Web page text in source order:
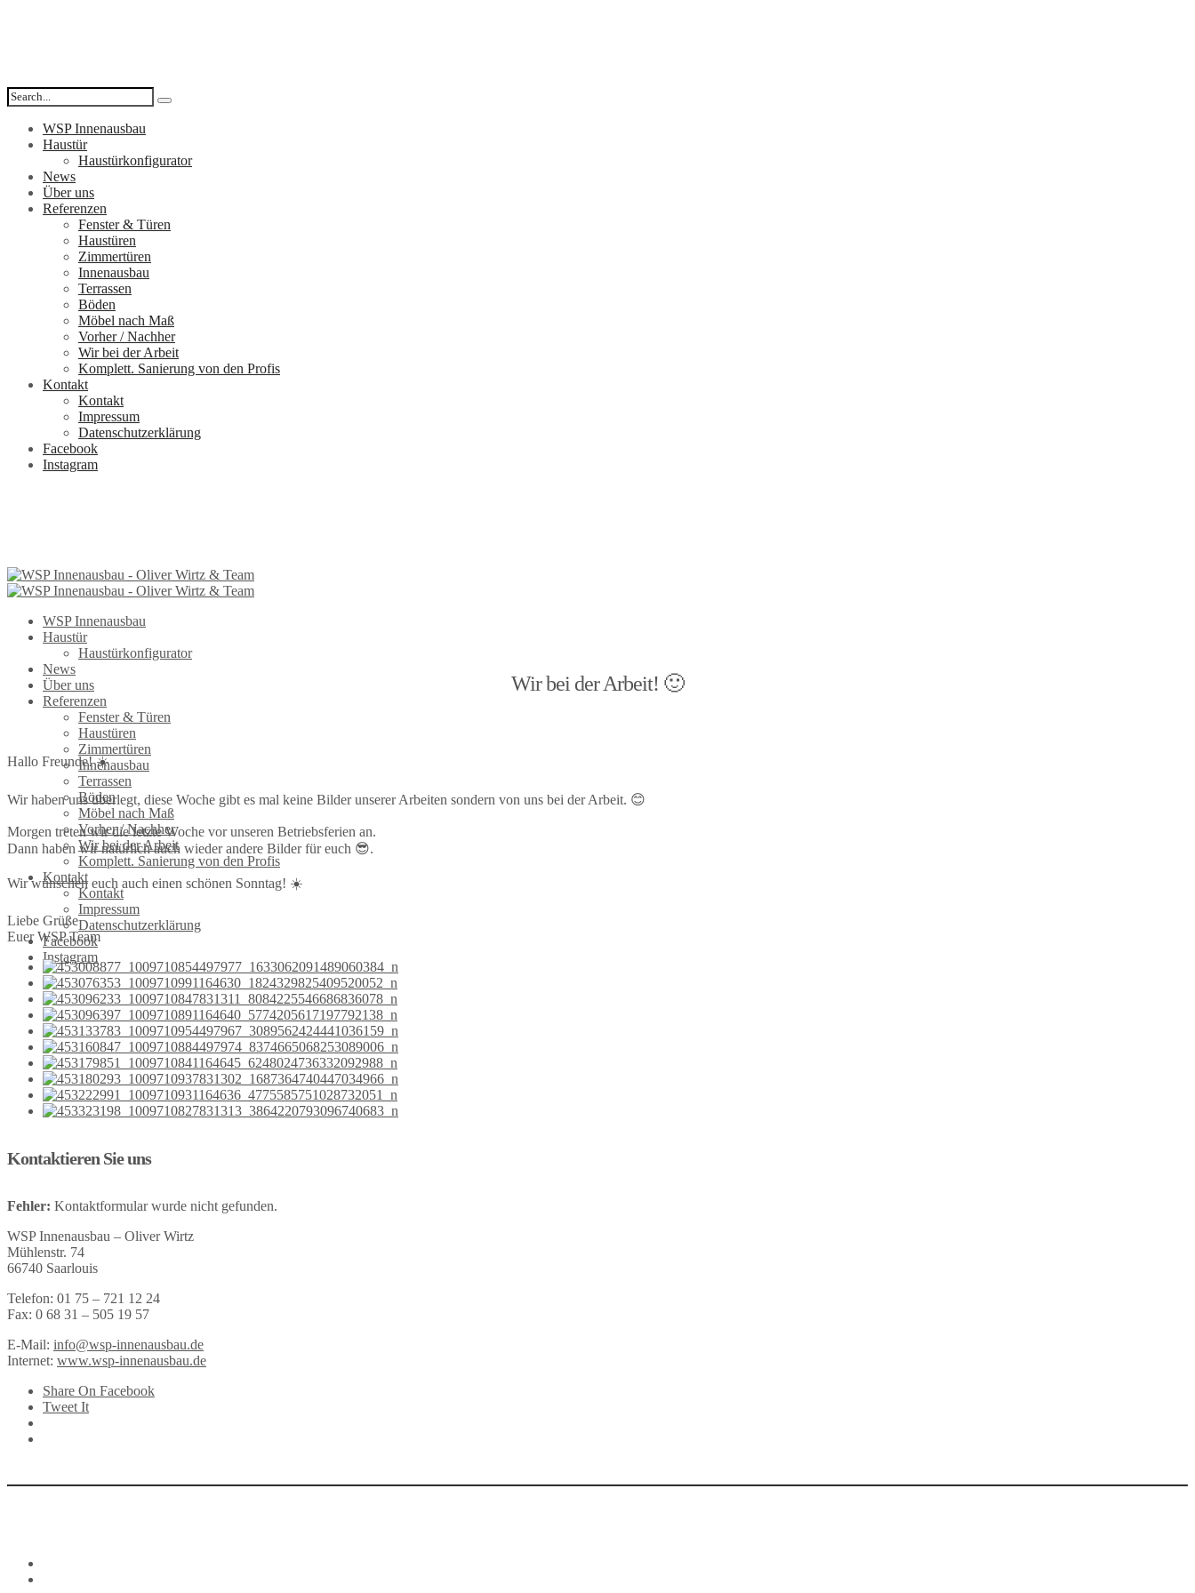
WSP Innenausbau
Haustür
Haustürkonfigurator
News
Über uns
Referenzen
Fenster & Türen
Haustüren
Zimmertüren
Innenausbau
Terrassen
Böden
Möbel nach Maß
Vorher / Nachher
Wir bei der Arbeit
Komplett. Sanierung von den Profis
Kontakt
Kontakt
Impressum
Datenschutzerklärung
Facebook
Instagram
WSP Innenausbau
Haustür
Haustürkonfigurator
News
Über uns
Referenzen
Fenster & Türen
Haustüren
Zimmertüren
Innenausbau
Terrassen
Böden
Möbel nach Maß
Vorher / Nachher
Wir bei der Arbeit
Komplett. Sanierung von den Profis
Kontakt
Kontakt
Impressum
Datenschutzerklärung
Facebook
Instagram
Wir bei der Arbeit! 🙂
Hallo Freunde! ☀️
Wir haben uns überlegt, diese Woche gibt es mal keine Bilder unserer Arbeiten sondern von uns bei der Arbeit. 😊
Morgen treten wir die letzte Woche vor unseren Betriebsferien an.
Dann haben wir natürlich auch wieder andere Bilder für euch 😎.
Wir wünschen euch auch einen schönen Sonntag! ☀️
Liebe Grüße
Euer WSP Team
Kontaktieren Sie uns
Fehler: Kontaktformular wurde nicht gefunden.
WSP Innenausbau – Oliver Wirtz
Mühlenstr. 74
66740 Saarlouis
Telefon: 01 75 – 721 12 24
Fax: 0 68 31 – 505 19 57
E-Mail: info@wsp-innenausbau.de
Internet: www.wsp-innenausbau.de
Share On Facebook
Tweet It